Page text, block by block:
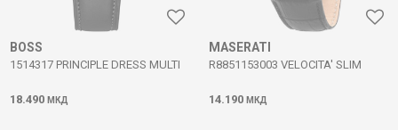
BOSS
1514317 PRINCIPLE DRESS MULTI
18.490 МКД
MASERATI
R8851153003 VELOCITA' SLIM
14.190 МКД